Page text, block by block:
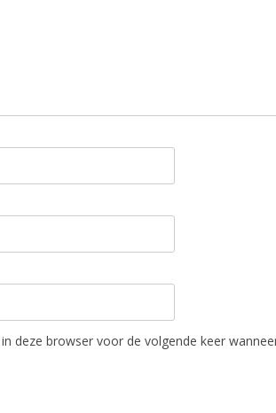
deze browser voor de volgende keer